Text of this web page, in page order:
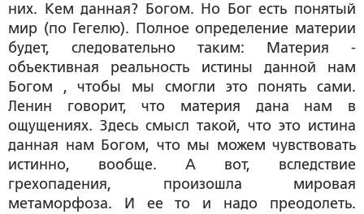
них. Кем данная? Богом. Но Бог есть понятый
мир (по Гегелю). Полное определение материи
будет, следовательно таким: Материя -
объективная реальность истины данной нам
Богом , чтобы мы смогли это понять сами.
Ленин говорит, что материя дана нам в
ощущениях. Здесь смысл такой, что это истина
данная нам Богом, что мы можем чувствовать
истинно, вообще. А вот, вследствие
грехопадения, произошла мировая
метаморфоза. И ее то и надо преодолеть.